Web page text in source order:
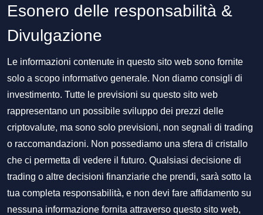
Esonero delle responsabilità &
Divulgazione
Le informazioni contenute in questo sito web sono fornite
solo a scopo informativo generale. Non diamo consigli di
investimento. Tutte le previsioni su questo sito web
rappresentano un possibile sviluppo dei prezzi delle
criptovalute, ma sono solo previsioni, non segnali di trading
o raccomandazioni. Non possediamo una sfera di cristallo
che ci permetta di vedere il futuro. Qualsiasi decisione di
trading o altre decisioni finanziarie che prendi, sarà sotto la
tua completa responsabilità, e non devi fare affidamento su
nessuna informazione fornita attraverso questo sito web,